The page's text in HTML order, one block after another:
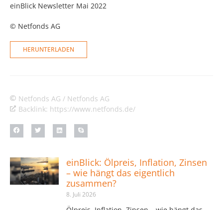
einBlick Newsletter Mai 2022
© Netfonds AG
HERUNTERLADEN
Netfonds AG / Netfonds AG
Backlink: https://www.netfonds.de/
einBlick: Ölpreis, Inflation, Zinsen
– wie hängt das eigentlich
zusammen?
8. Juli 2026